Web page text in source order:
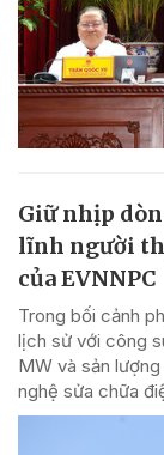
Giữ nhịp
lĩnh người
của EVNNPC
Trong bối cảnh
lịch sử với công
MW và sản
nghệ sửa chữa